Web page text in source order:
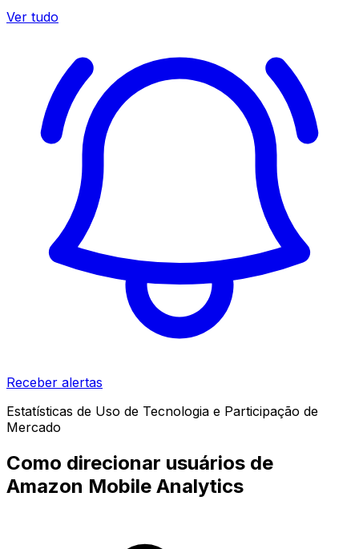
Ver tudo
Receber alertas
Estatísticas de Uso de Tecnologia e Participação de
Mercado
Como direcionar usuários de
Amazon Mobile Analytics